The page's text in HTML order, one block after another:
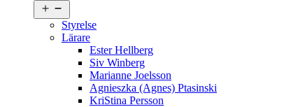
meny
Styrelse
Lärare
Ester Hellberg
Siv Winberg
Marianne Joelsson
Agnieszka (Agnes) Ptasinski
KriStina Persson